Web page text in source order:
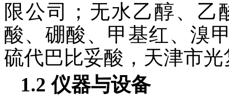
限公司；无水乙醇、乙
酸、硼酸、甲基红、溴
硫代巴比妥酸，天津市
1.2 仪器与设备